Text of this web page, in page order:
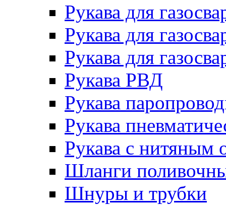
Рукава для
Рукава для
Рукава для
Рукава РВД
Рукава
Рукава
Рукава с нитяным
Шланги
Шнуры и трубки